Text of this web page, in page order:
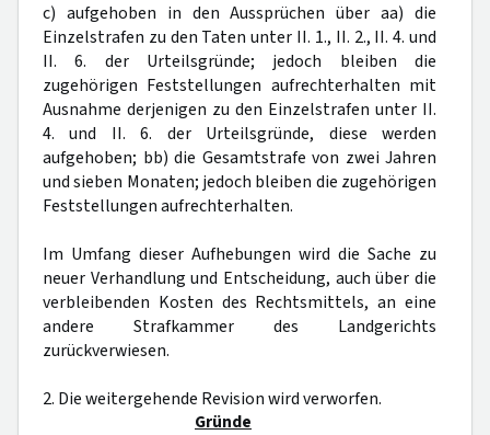
c) aufgehoben in den Aussprüchen über aa) die
Einzelstrafen zu den Taten unter II. 1., II. 2., II. 4. und
II. 6. der Urteilsgründe; jedoch bleiben die
zugehörigen Feststellungen aufrechterhalten mit
Ausnahme derjenigen zu den Einzelstrafen unter II.
4. und II. 6. der Urteilsgründe, diese werden
aufgehoben; bb) die Gesamtstrafe von zwei Jahren
und sieben Monaten; jedoch bleiben die zugehörigen
Feststellungen aufrechterhalten.
Im Umfang dieser Aufhebungen wird die Sache zu
neuer Verhandlung und Entscheidung, auch über die
verbleibenden Kosten des Rechtsmittels, an eine
andere Strafkammer des Landgerichts
zurückverwiesen.
2. Die weitergehende Revision wird verworfen.
Gründe